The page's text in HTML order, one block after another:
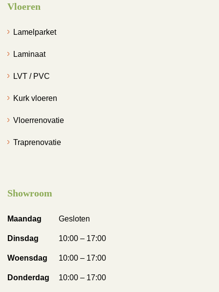
Vloeren
Lamelparket
Laminaat
LVT / PVC
Kurk vloeren
Vloerrenovatie
Traprenovatie
Showroom
Maandag Gesloten
Dinsdag 10:00 – 17:00
Woensdag 10:00 – 17:00
Donderdag 10:00 – 17:00